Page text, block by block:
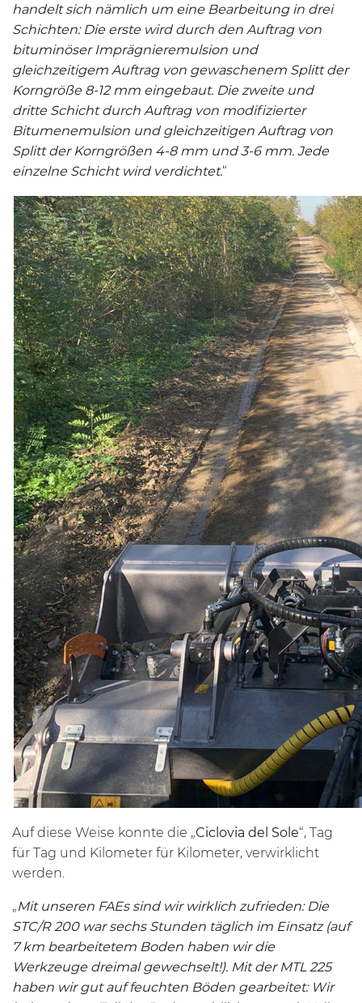
handelt sich nämlich um eine Bearbeitung in drei
Schichten: Die erste wird durch den Auftrag von
bituminöser Imprägnieremulsion und
gleichzeitigem Auftrag von gewaschenem Splitt der
Korngröße 8-12 mm eingebaut. Die zweite und
dritte Schicht durch Auftrag von modifizierter
Bitumenemulsion und gleichzeitigen Auftrag von
Splitt der Korngrößen 4-8 mm und 3-6 mm. Jede
einzelne Schicht wird verdichtet.“
Auf diese Weise konnte die „Ciclovia del Sole“, Tag
für Tag und Kilometer für Kilometer, verwirklicht
werden.
„Mit unseren FAEs sind wir wirklich zufrieden: Die
STC/R 200 war sechs Stunden täglich im Einsatz (auf
7 km bearbeitetem Boden haben wir die
Werkzeuge dreimal gewechselt!). Mit der MTL 225
haben wir gut auf feuchten Böden gearbeitet: Wir